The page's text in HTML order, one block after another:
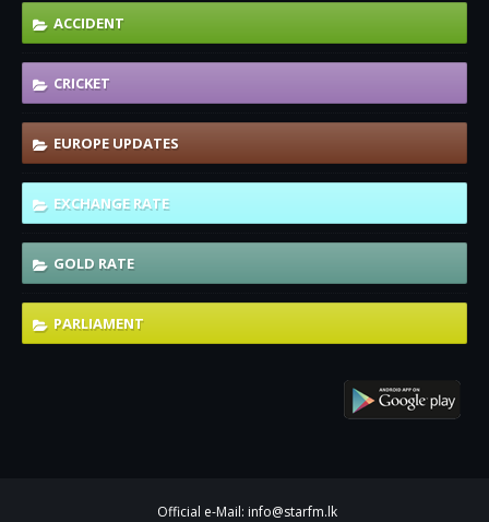
ACCIDENT
CRICKET
EUROPE UPDATES
EXCHANGE RATE
GOLD RATE
PARLIAMENT
Official e-Mail: info@starfm.lk